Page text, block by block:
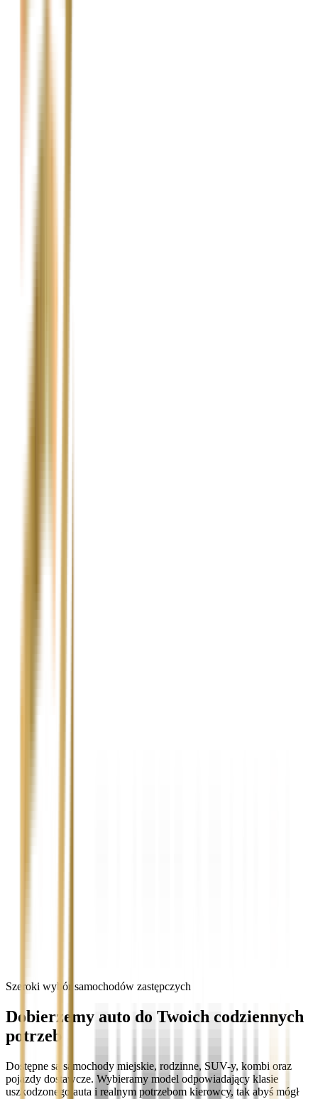
Szeroki wybór samochodów zastępczych
Dobierzemy auto do Twoich codziennych
potrzeb
Dostępne są samochody miejskie, rodzinne, SUV-y, kombi oraz
pojazdy dostawcze. Wybieramy model odpowiadający klasie
uszkodzonego auta i realnym potrzebom kierowcy, tak abyś mógł